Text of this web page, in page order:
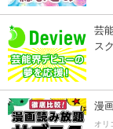
芸
ス
漫
オリ